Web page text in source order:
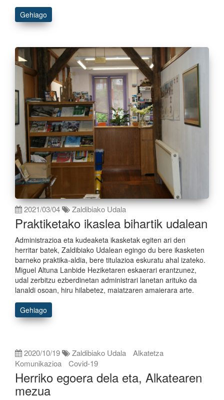
Gehiago
2021/03/04 Zaldibiako Udala
Praktiketako ikaslea bihartik udalean
Administrazioa eta kudeaketa ikasketak egiten ari den
herritar batek, Zaldibiako Udalean egingo du bere ikasketen
barneko praktika-aldia, bere titulazioa eskuratu ahal izateko.
Miguel Altuna Lanbide Heziketaren eskaerari erantzunez,
udal zerbitzu ezberdinetan administrari lanetan arituko da
lanaldi osoan, hiru hilabetez, maiatzaren amaierara arte.
Gehiago
2020/10/19 Zaldibiako Udala
Alkatetza
Komunikazioa
Covid-19
Herriko egoera dela eta, Alkatearen
mezua